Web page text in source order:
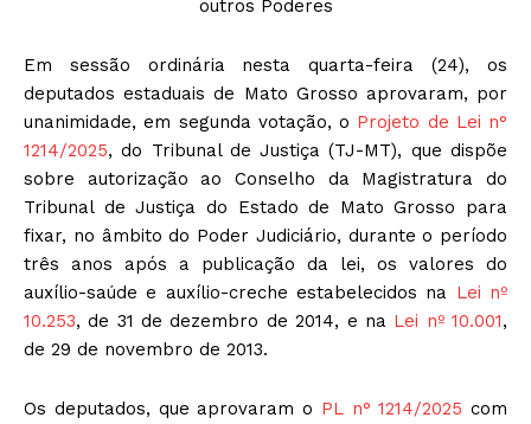
outros Poderes
Em sessão ordinária nesta quarta-feira (24), os
deputados estaduais de Mato Grosso aprovaram, por
unanimidade, em segunda votação, o Projeto de Lei n°
1214/2025, do Tribunal de Justiça (TJ-MT), que dispõe
sobre autorização ao Conselho da Magistratura do
Tribunal de Justiça do Estado de Mato Grosso para
fixar, no âmbito do Poder Judiciário, durante o período
três anos após a publicação da lei, os valores do
auxílio-saúde e auxílio-creche estabelecidos na Lei nº
10.253, de 31 de dezembro de 2014, e na Lei nº 10.001,
de 29 de novembro de 2013.
Os deputados, que aprovaram o PL n° 1214/2025 com